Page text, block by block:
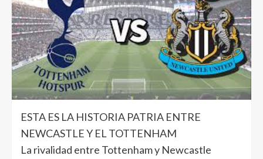
ESTA ES LA HISTORIA PATRIA ENTRE
NEWCASTLE Y EL TOTTENHAM
La rivalidad entre Tottenham y Newcastle